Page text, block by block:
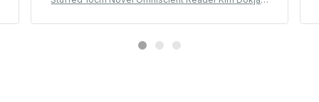
rnament or Birthday Gift - Z226